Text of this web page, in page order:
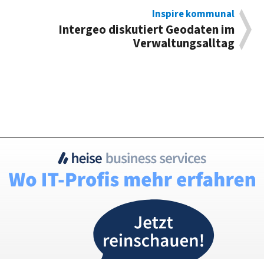
Inspire kommunal
Intergeo diskutiert Geodaten im
Verwaltungsalltag